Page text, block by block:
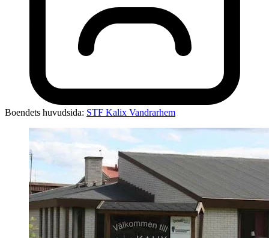
Boendets huvudsida: STF Kalix Vandrarhem